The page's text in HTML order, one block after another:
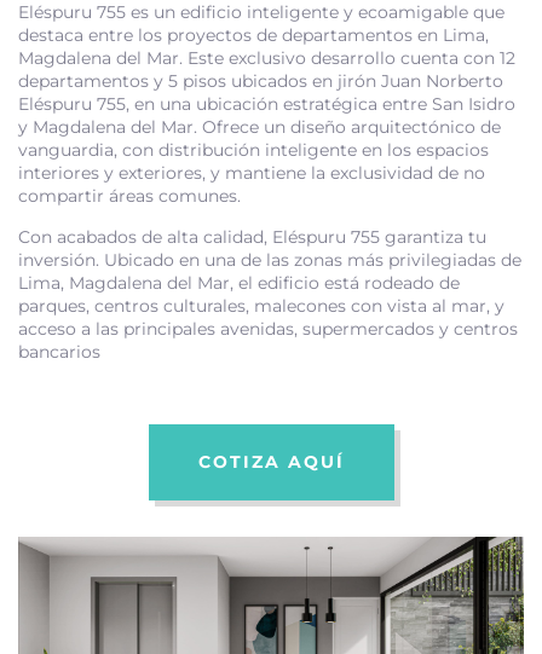
Eléspuru 755 es un edificio inteligente y ecoamigable que
destaca entre los proyectos de departamentos en Lima,
Magdalena del Mar. Este exclusivo desarrollo cuenta con 12
departamentos y 5 pisos ubicados en jirón Juan Norberto
Eléspuru 755, en una ubicación estratégica entre San Isidro
y Magdalena del Mar. Ofrece un diseño arquitectónico de
vanguardia, con distribución inteligente en los espacios
interiores y exteriores, y mantiene la exclusividad de no
compartir áreas comunes.
Con acabados de alta calidad, Eléspuru 755 garantiza tu
inversión. Ubicado en una de las zonas más privilegiadas de
Lima, Magdalena del Mar, el edificio está rodeado de
parques, centros culturales, malecones con vista al mar, y
acceso a las principales avenidas, supermercados y centros
bancarios
COTIZA AQUÍ